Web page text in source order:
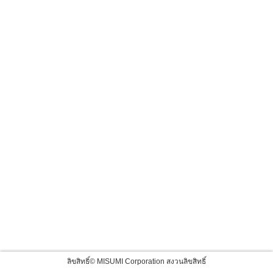
ลิขสิทธิ์© MISUMI Corporation สงวนลิขสิทธิ์